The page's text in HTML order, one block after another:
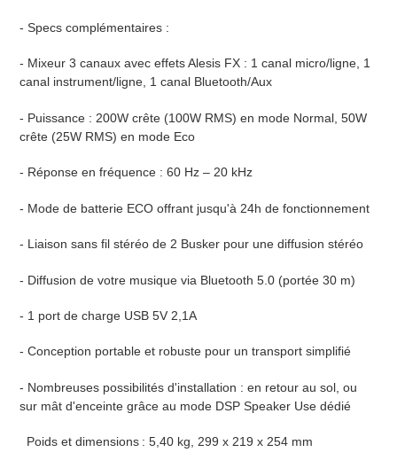
- Specs complémentaires :
- Mixeur 3 canaux avec effets Alesis FX : 1 canal micro/ligne, 1
canal instrument/ligne, 1 canal Bluetooth/Aux
- Puissance : 200W crête (100W RMS) en mode Normal, 50W
crête (25W RMS) en mode Eco
- Réponse en fréquence : 60 Hz – 20 kHz
- Mode de batterie ECO offrant jusqu'à 24h de fonctionnement
- Liaison sans fil stéréo de 2 Busker pour une diffusion stéréo
- Diffusion de votre musique via Bluetooth 5.0 (portée 30 m)
- 1 port de charge USB 5V 2,1A
- Conception portable et robuste pour un transport simplifié
- Nombreuses possibilités d'installation : en retour au sol, ou
sur mât d'enceinte grâce au mode DSP Speaker Use dédié
Poids et dimensions : 5,40 kg, 299 x 219 x 254 mm